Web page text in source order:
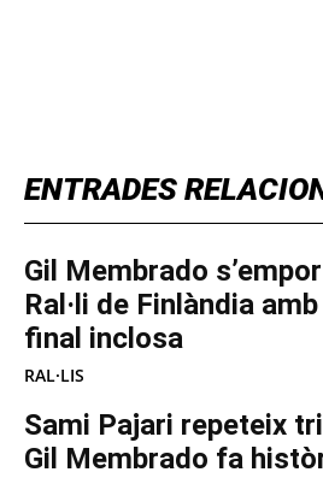
ENTRADES
Gil Membrado
Ral·li de Finlàndia
final inclosa
RAL·LIS
Sami Pajari repeteix
Gil Membrado fa